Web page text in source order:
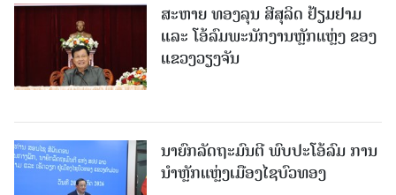
ສະຫາຍ ທອງລຸນ ສີສຸລິດ ຢ້ຽມຢາມ
ແລະ ໂອ້ລົມພະນັກງານຫຼັກແຫຼ່ງ ຂອງ
ແຂວງວຽງຈັນ
ນາຍົກລັດຖະມົນຕີ ພົບປະໂອ້ລົມ ການ
ນຳຫຼັກແຫຼ່ງເມືອງໄຊບົວທອງ